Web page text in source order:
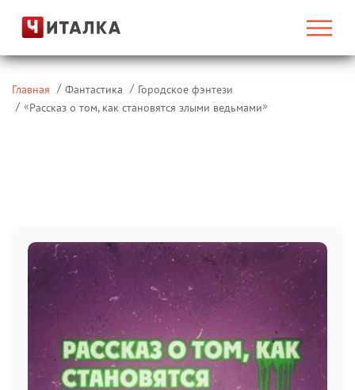
Главная Фантастика
Городское фэнтези
«Рассказ о том, как становятся злыми ведьмами»